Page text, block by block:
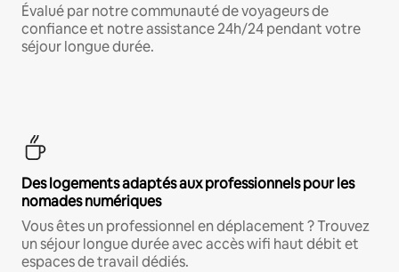
Évalué par notre communauté de voyageurs de
confiance et notre assistance 24h/24 pendant votre
séjour longue durée.
Des logements adaptés aux professionnels pour les
nomades numériques
Vous êtes un professionnel en déplacement ? Trouvez
un séjour longue durée avec accès wifi haut débit et
espaces de travail dédiés.